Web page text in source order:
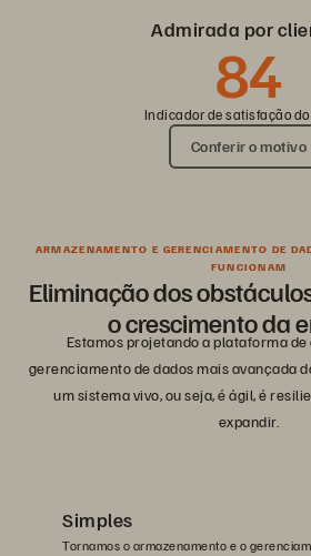
Admirada por
84
Indicador de satisfação
Conferir o motivo
ARMAZENAMENTO E GERENCIAMENTO DE
FUNCIONAM
Eliminação dos
o crescimento da
Estamos projetando a plataforma
gerenciamento de dados mais avançada
um sistema vivo, ou seja, é ágil, é
expandir.
Simples
Tornamos o armazenamento e o